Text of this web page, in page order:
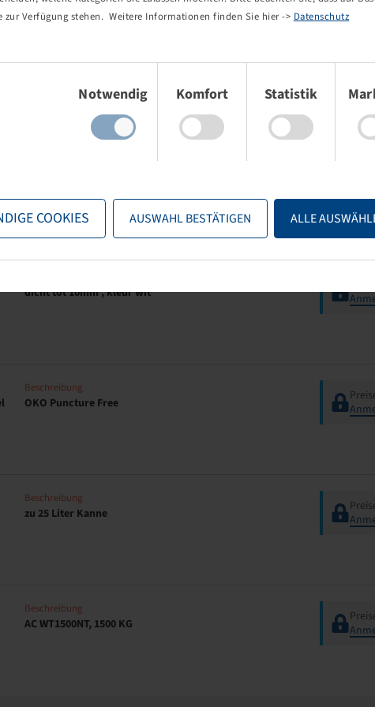
Verfügung stehen. Weitere Informationen finden Sie hier -> Datenschutz
Notwendig
Komfort Statistik
COOKIES AUSWAHL BESTÄTIGEN ALLE
Schlauchmontage
dicht tot 10mm , kleur wit
Beschreibung
OKO Puncture Free
Beschreibung
zu 25 Liter Kanne
Beschreibung
AC WT1500NT, 1500 KG